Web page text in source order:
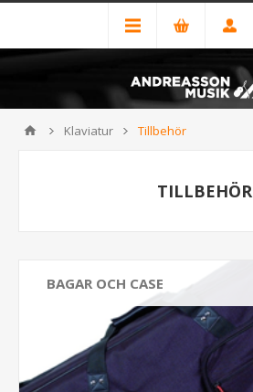
Klaviatur Tillbehör
TILLBEHÖR
BAGAR OCH CASE